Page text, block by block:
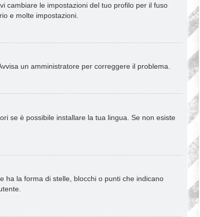
cambiare le impostazioni del tuo profilo per il fuso
e molte impostazioni.
un amministratore per correggere il problema.
se è possibile installare la tua lingua. Se non esiste
ha la forma di stelle, blocchi o punti che indicano